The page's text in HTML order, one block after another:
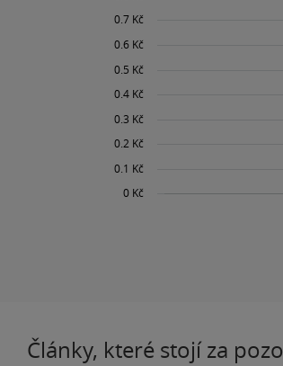
Články, které stojí za